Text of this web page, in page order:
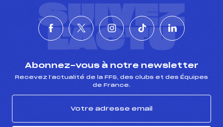
SUIVEZ
L'ACTU
Abonnez-vous à notre newsletter
Recevez l’actualité de la FFS, des clubs et des Équipes
de France.